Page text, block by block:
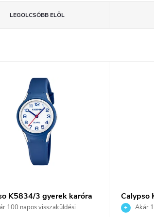
LEGOLCSÓBB ELÖL
K5834/3 gyerek karóra
100 napos visszaküldési
Calypso
Akár